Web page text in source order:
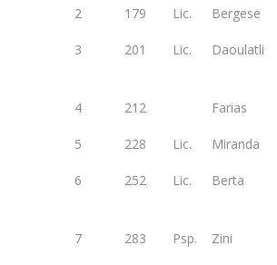
2 179 Lic. Bergese
3 201 Lic. Daoulatli
4 212 Farias
5 228 Lic. Miranda
6 252 Lic. Berta
7 283 Psp. Zini